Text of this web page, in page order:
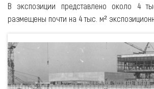
В экспозиции представлено около 4
размещены почти на 4 тыс. м²